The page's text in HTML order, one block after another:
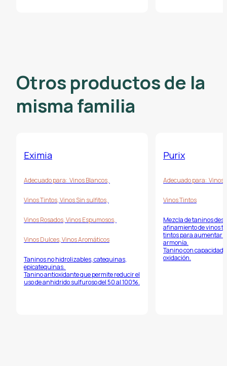
Otros productos de la
misma familia
Eximia
Adecuado para: Vinos Blancos,
Vinos Tintos,Vinos Sin sulfitos,
Vinos Rosados,Vinos Espumosos,
Vinos Dulces,Vinos Aromáticos
Taninos no hidrolizables, catequinas,
epicatequinas.
Tanino antioxidante que permite reducir el
uso de anhidrido sulfuroso del 50 al 100%.
Purix
Adecuado para: Vinos
Vinos Tintos
Mezcla de taninos
afinamiento de vinos
tintos para aumentar
armonía.
Tanino con capacidad
oxidación.